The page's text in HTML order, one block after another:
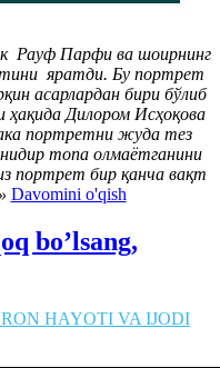
Парфи ва шоирнинг
яратди. Бу портрет
асарлардан бири бўлиб
Дилором Исҳоқова
портретни жуда тез
топа олмаётганини
портрет бир қанча вақт
Davomini o'qish
bo’lsang,
HAYOTI VA IJODI